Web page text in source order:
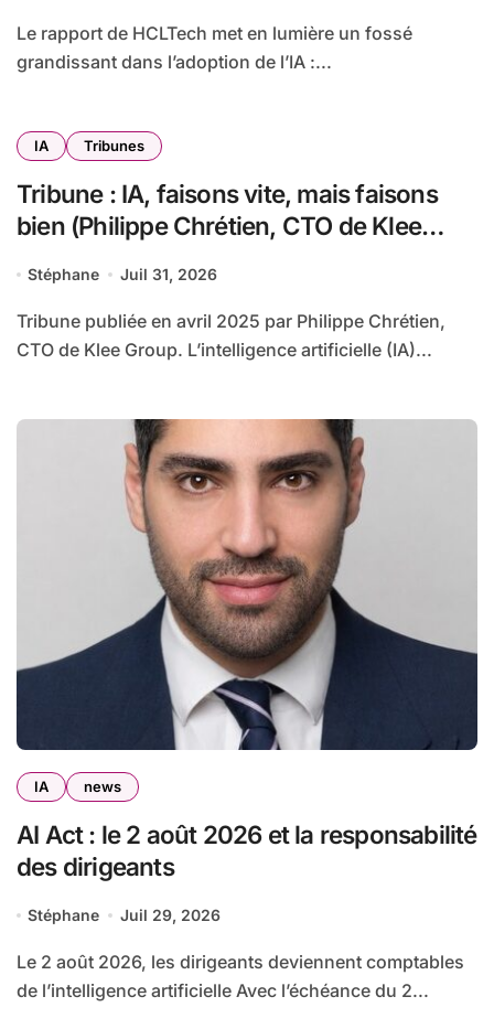
Le rapport de HCLTech met en lumière un fossé
grandissant dans l’adoption de l’IA :...
IA Tribunes
Tribune : IA, faisons vite, mais faisons
bien (Philippe Chrétien, CTO de Klee
Stéphane Juil 31, 2026
Tribune publiée en avril 2025 par Philippe Chrétien,
CTO de Klee Group. L’intelligence artificielle (IA)...
IA news
AI Act : le 2 août 2026 et la responsabilité
des dirigeants
Stéphane Juil 29, 2026
Le 2 août 2026, les dirigeants deviennent comptables
de l’intelligence artificielle Avec l’échéance du 2...